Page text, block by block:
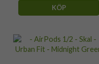
KÖP